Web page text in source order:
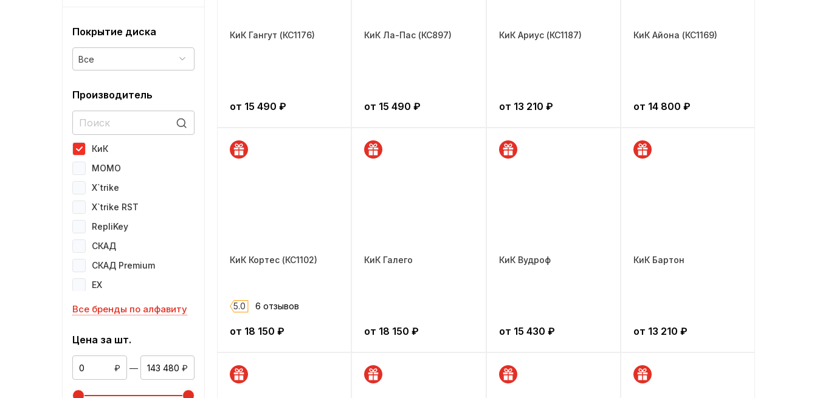
Покрытие диска
Все
Производитель
КиК
MOMO
X`trike
X`trike RST
RepliKey
СКАД
СКАД Premium
EX
LegeArtis Replica
Neo
Lizardo
Все бренды по алфавиту
Цена за шт.
₽ — ₽
КиК Гангут (КС1176)
от 15 490 ₽
КиК Ла-Пас (КС897)
от 15 490 ₽
КиК Ариус (КС1187)
от 13 210 ₽
КиК Айона (КС1169)
от 14 800 ₽
КиК Кортес (КС1102)
5.0 6 отзывов
от 18 150 ₽
КиК Галего
от 18 150 ₽
КиК Вудроф
от 15 430 ₽
КиК Бартон
от 13 210 ₽